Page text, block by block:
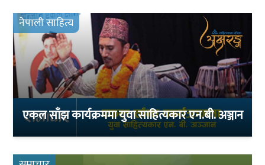
नेपाली साहित्य
एकल साँझ कार्यक्रममा युवा साहित्यकार एन.बी. अञ्जान